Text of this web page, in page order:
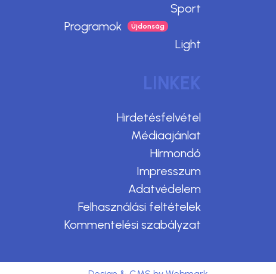
Sport
Programok
Light
LINKEK
Hirdetésfelvétel
Médiaajánlat
Hírmondó
Impresszum
Adatvédelem
Felhasználási feltételek
Kommentelési szabályzat